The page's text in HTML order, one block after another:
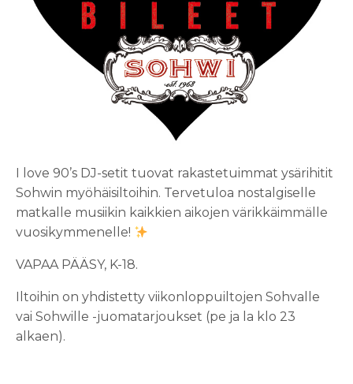
I love 90’s DJ-setit tuovat rakastetuimmat ysärihitit
Sohwin myöhäisiltoihin. Tervetuloa nostalgiselle
matkalle musiikin kaikkien aikojen värikkäimmälle
vuosikymmenelle!
VAPAA PÄÄSY, K-18.
Iltoihin on yhdistetty viikonloppuiltojen Sohvalle
vai Sohwille -juomatarjoukset (pe ja la klo 23
alkaen).